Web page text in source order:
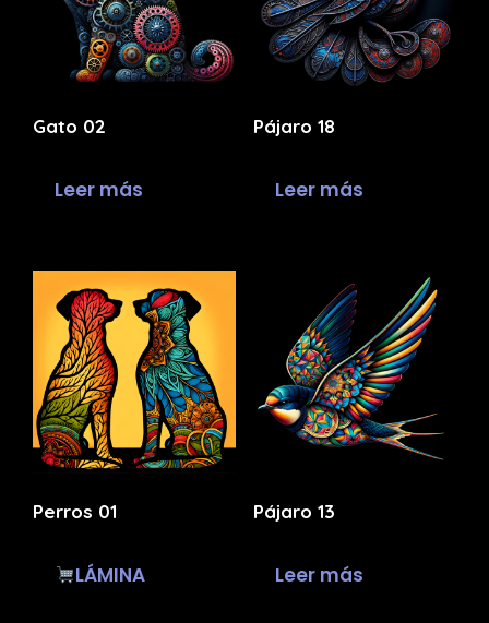
Gato 02
Leer más
Pájaro 18
Leer más
Perros 01
LÁMINA
Pájaro 13
Leer más